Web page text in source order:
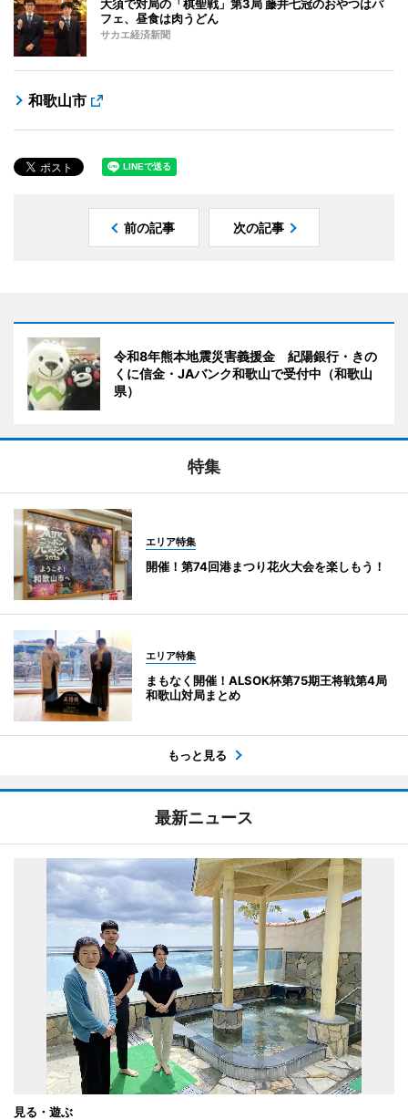
大須で対局の「棋聖戦」第3局 藤井七冠のおやつはパ
フェ、昼食は肉うどん
サカエ経済新聞
和歌山市
前の記事 次の記事
令和8年熊本地震災害義援金 紀陽銀行・きの
くに信金・JAバンク和歌山で受付中（和歌山
県）
特集
エリア特集
開催！第74回港まつり花火大会を楽しもう！
エリア特集
まもなく開催！ALSOK杯第75期王将戦第4局
和歌山対局まとめ
もっと見る
最新ニュース
見る・遊ぶ